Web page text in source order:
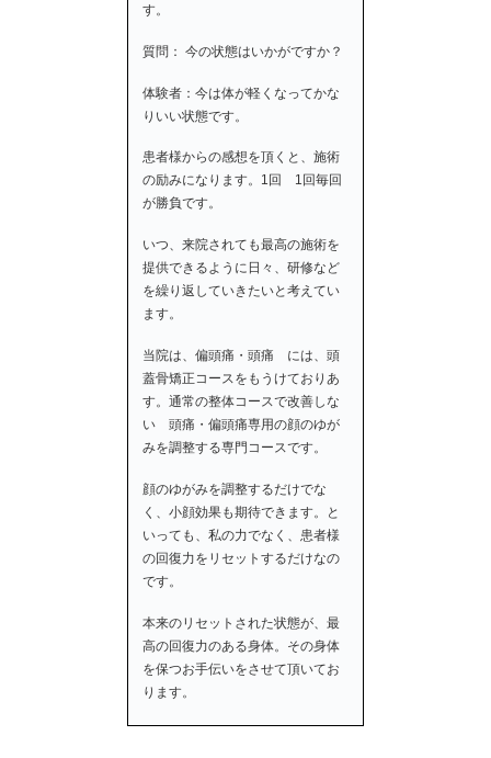
す。
質問： 今の状態はいかがですか？
体験者：今は体が軽くなってかな
りいい状態です。
患者様からの感想を頂くと、施術
の励みになります。1回 1回毎回
が勝負です。
いつ、来院されても最高の施術を
提供できるように日々、研修など
を繰り返していきたいと考えてい
ます。
当院は、偏頭痛・頭痛 には、頭
蓋骨矯正コースをもうけておりあ
す。通常の整体コースで改善しな
い 頭痛・偏頭痛専用の顔のゆが
みを調整する専門コースです。
顔のゆがみを調整するだけでな
く、小顔効果も期待できます。と
いっても、私の力でなく、患者様
の回復力をリセットするだけなの
です。
本来のリセットされた状態が、最
高の回復力のある身体。その身体
を保つお手伝いをさせて頂いてお
ります。